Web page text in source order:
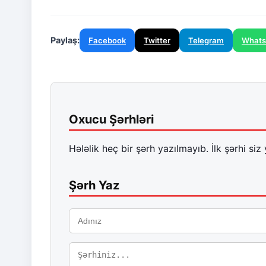
Paylaş: Facebook Twitter Telegram
Oxucu Şərhləri
Hələlik heç bir şərh yazılmayıb. İlk şərhi siz
Şərh Yaz